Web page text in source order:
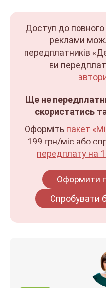
Доступ до повного
реклами
передплатників
ви
Ще не
скористатись
Оформіть пакет
199 грн/міс або
передплату на
Оформити
Спробувати